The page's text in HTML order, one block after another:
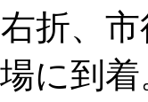
折、
に到